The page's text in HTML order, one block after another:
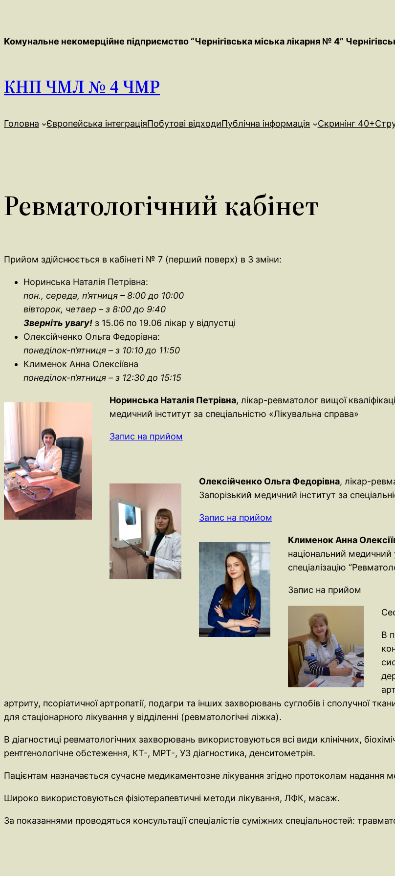
вмісту
Комунальне некомерційне підприємство “Чернігівська міська лікарня № 4”
КНП ЧМЛ № 4 ЧМР
Головна Європейська інтеграціяПобутові відходиПублічна інформація Скринінг 40+
Ревматологічний кабінет
Прийом здійснюється в кабінеті № 7 (перший поверх) в 3 зміни:
Норинська Наталія Петрівна:
пон., середа, п’ятниця – 8:00 до 10:00
вівторок, четвер – з 8:00 до 9:40
Зверніть увагу! з 15.06 по 19.06 лікар у відпустці
Олексійченко Ольга Федорівна:
понеділок-п’ятниця – з 10:10 до 11:50
Клименок Анна Олексіївна
понеділок-п’ятниця – з 12:30 до 15:15
Норинська Наталія Петрівна, лікар-ревматолог вищої
медичний інститут за спеціальністю «Лікувальна справа»
Запис на прийом
Олексійченко Ольга Федорівна, лікар-
Запорізький медичний інститут за
Запис на прийом
Клименок Анна
національний медичний
спеціалізацію
Запис на прийом
В
артриту, псоріатичної артропатії, подагри та інших захворювань суглобів і сполучної
для стаціонарного лікування у відділенні (ревматологічні ліжка).
В діагностиці ревматологічних захворювань використовуються всі види клінічних,
рентгенологічне обстеження, КТ-, МРТ-, УЗ діагностика, денситометрія.
Пацієнтам назначається сучасне медикаментозне лікування згідно протоколам надання
Широко використовуються фізіотерапевтичні методи лікування, ЛФК, масаж.
За показаннями проводяться консультації спеціалістів суміжних спеціальностей: